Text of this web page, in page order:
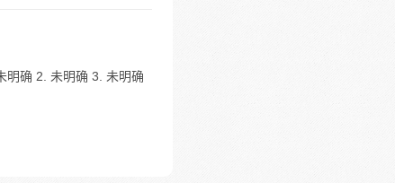
明确 2. 未明确 3. 未明确